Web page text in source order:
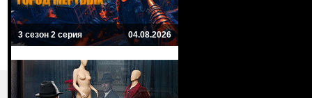
3 сезон 2 серия 04.08.2026